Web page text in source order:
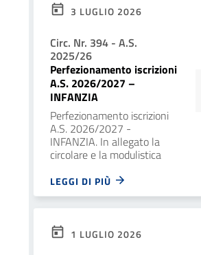
3 LUGLIO 2026
Circ. Nr. 394 - A.S.
2025/26
Perfezionamento iscrizioni
A.S. 2026/2027 –
INFANZIA
Perfezionamento iscrizioni
A.S. 2026/2027 -
INFANZIA. In allegato la
circolare e la modulistica
LEGGI DI PIÙ
1 LUGLIO 2026